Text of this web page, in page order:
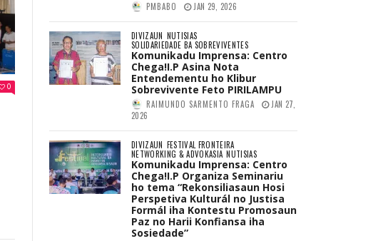
0
PMBABO JAN 29, 2026
DIVIZAUN NUTISIAS
SOLIDARIEDADE BA SOBREVIVENTES
Komunikadu Imprensa: Centro
Chega!I.P Asina Nota
Entendementu ho Klibur
Sobrevivente Feto PIRILAMPU
RAIMUNDO SARMENTO FRAGA
JAN 27,
2026
DIVIZAUN FESTIVAL FRONTEIRA
NETWORKING & ADVOKASIA NUTISIAS
Komunikadu Imprensa: Centro
Chega!I.P Organiza Seminariu
ho tema “Rekonsiliasaun Hosi
Perspetiva Kulturál no Justisa
Formál iha Kontestu Promosaun
Paz no Harii Konfiansa iha
Sosiedade”